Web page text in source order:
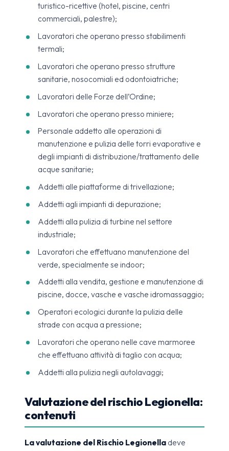
turistico-ricettive (hotel, piscine, centri
commerciali, palestre);
Lavoratori che operano presso stabilimenti
termali;
Lavoratori che operano presso strutture
sanitarie, nosocomiali ed odontoiatriche;
Lavoratori delle Forze dell’Ordine;
Lavoratori che operano presso miniere;
Personale addetto alle operazioni di
manutenzione e pulizia delle torri evaporative e
degli impianti di distribuzione/trattamento delle
acque sanitarie;
Addetti alle piattaforme di trivellazione;
Addetti agli impianti di depurazione;
Addetti alla pulizia di turbine nel settore
industriale;
Lavoratori che effettuano manutenzione del
verde, specialmente se indoor;
Addetti alla vendita, gestione e manutenzione di
piscine, docce, vasche e vasche idromassaggio;
Operatori ecologici durante la pulizia delle
strade con acqua a pressione;
Lavoratori che operano nelle cave marmoree
che effettuano attività di taglio con acqua;
Addetti alla pulizia negli autolavaggi;
Valutazione del rischio Legionella:
contenuti
La valutazione del Rischio Legionella deve